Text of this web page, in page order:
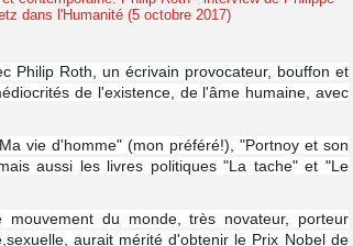
Philip Roth, un écrivain provocateur, bouffon et
de l'existence, de l'âme humaine, avec
vie d'homme" (mon préféré!), "Portnoy et son
aussi les livres politiques "La tache" et "Le
du monde, très novateur, porteur
aurait mérité d'obtenir le Prix Nobel de